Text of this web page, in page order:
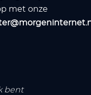
met onze
bent